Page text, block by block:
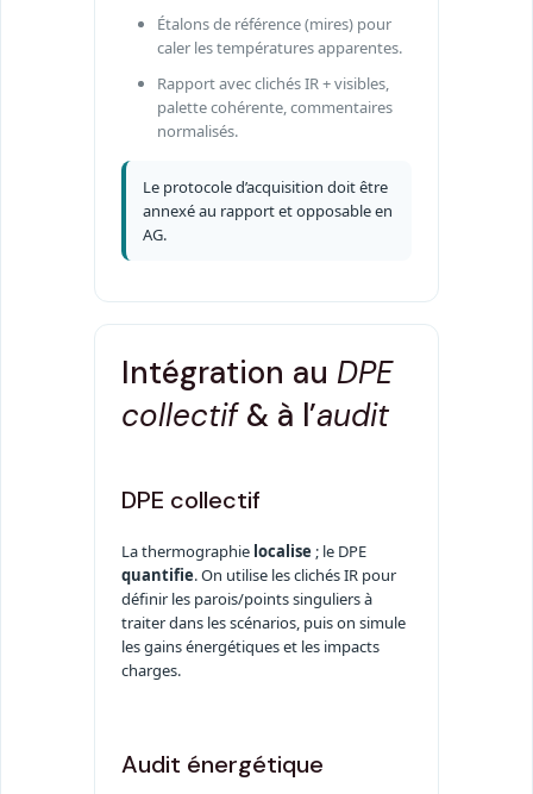
Étalons de référence (mires) pour
caler les températures apparentes.
Rapport avec clichés IR + visibles,
palette cohérente, commentaires
normalisés.
Le protocole d’acquisition doit être
annexé au rapport et opposable en
AG.
Intégration auDPE
collectif& à l’audit
DPE collectif
La thermographie localise ; le DPE
quantifie. On utilise les clichés IR pour
définir les parois/points singuliers à
traiter dans les scénarios, puis on simule
les gains énergétiques et les impacts
charges.
Audit énergétique